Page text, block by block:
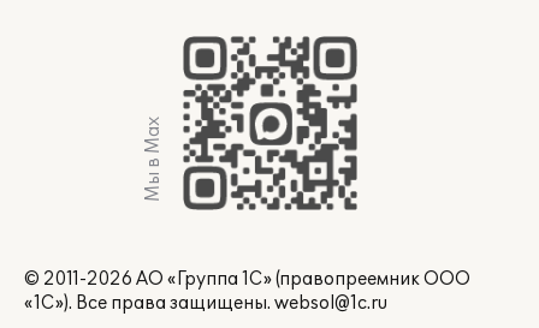
Мы в Max
© 2011-2026 АО «Группа 1С» (правопреемник ООО
«1С»). Все права защищены. websol@1c.ru